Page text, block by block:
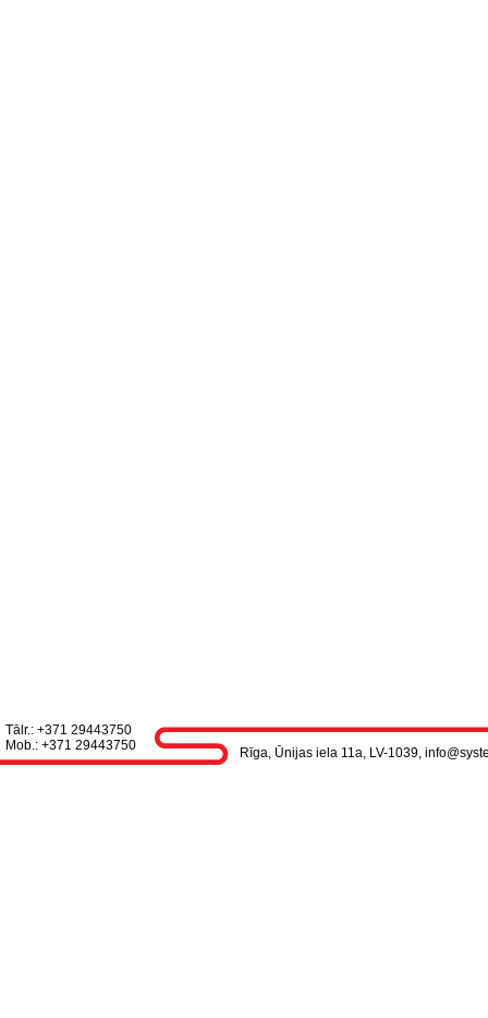
Tālr.: +371 29443750
Mob.: +371 29443750
Rīga, Ūnijas iela 11a, LV-1039,